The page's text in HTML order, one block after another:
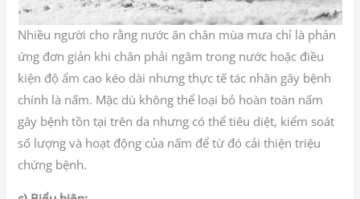
Nhiều người cho rằng nước ăn chân mùa mưa chỉ là phản
ứng đơn giản khi chân phải ngâm trong nước hoặc điều
kiện độ ẩm cao kéo dài nhưng thực tế tác nhân gây bệnh
chính là nấm. Mặc dù không thể loại bỏ hoàn toàn nấm
gây bệnh tồn tại trên da nhưng có thể tiêu diệt, kiểm soát
số lượng và hoạt động của nấm để từ đó cải thiện triệu
chứng bệnh.